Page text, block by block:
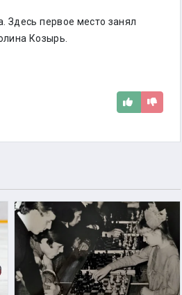
Здесь первое место занял
Козырь.